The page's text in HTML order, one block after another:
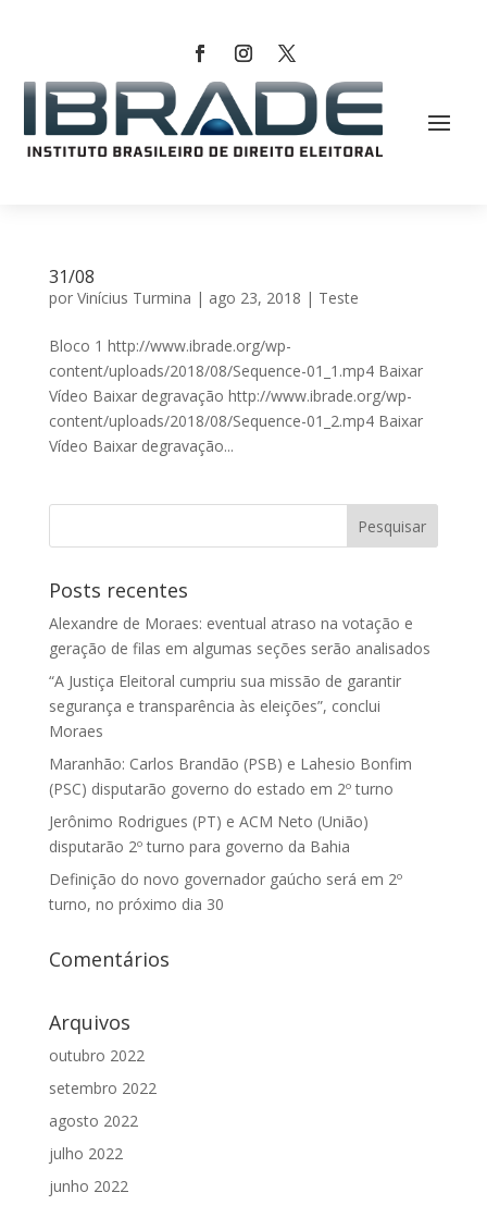
31/08
por Vinícius Turmina | ago 23, 2018 | Teste
Bloco 1 http://www.ibrade.org/wp-
content/uploads/2018/08/Sequence-01_1.mp4 Baixar
Vídeo Baixar degravação http://www.ibrade.org/wp-
content/uploads/2018/08/Sequence-01_2.mp4 Baixar
Vídeo Baixar degravação...
Posts recentes
Alexandre de Moraes: eventual atraso na votação e
geração de filas em algumas seções serão analisados
“A Justiça Eleitoral cumpriu sua missão de garantir
segurança e transparência às eleições”, conclui
Moraes
Maranhão: Carlos Brandão (PSB) e Lahesio Bonfim
(PSC) disputarão governo do estado em 2º turno
Jerônimo Rodrigues (PT) e ACM Neto (União)
disputarão 2º turno para governo da Bahia
Definição do novo governador gaúcho será em 2º
turno, no próximo dia 30
Comentários
Arquivos
outubro 2022
setembro 2022
agosto 2022
julho 2022
junho 2022